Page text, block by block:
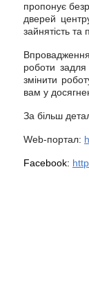
пропонує
дверей
зайнятість
роботи
змінити
вам у
За більш
Web-портал:
Facebook: